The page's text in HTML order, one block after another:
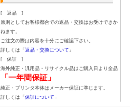
[ 返品 ]
原則としてお客様都合での返品・交換はお受けできか
ねます。
ご注文の際は内容を十分にご確認下さい。
詳しくは「返品・交換について 」
[ 保証 ]
海外純正・汎用品・リサイクル品はご購入日より全品
「一年間保証」
純正・プリンタ本体はメーカー保証に準じます。
詳しくは「保証について 」